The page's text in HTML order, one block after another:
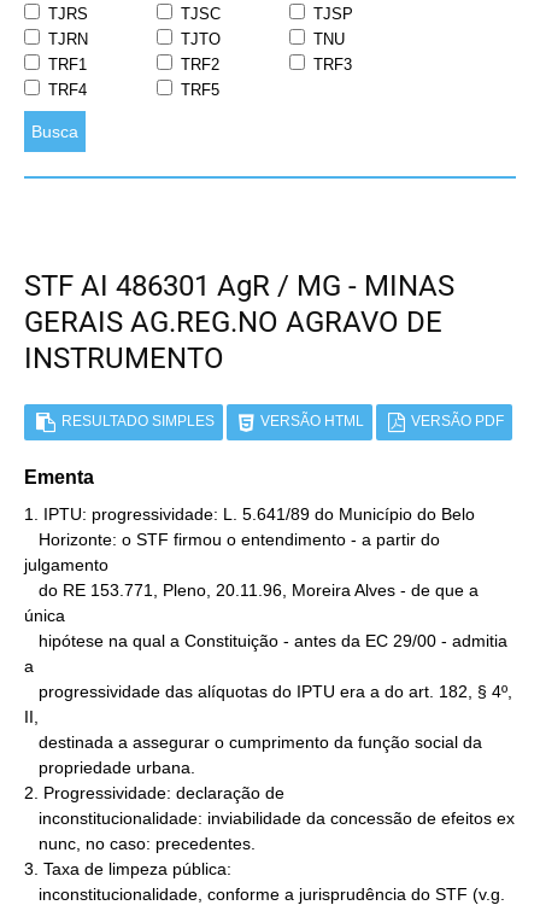
TJRS
TJSC
TJSP
TJRN
TJTO
TNU
TRF1
TRF2
TRF3
TRF4
TRF5
Busca
STF AI 486301 AgR / MG - MINAS
GERAIS AG.REG.NO AGRAVO DE
INSTRUMENTO
RESULTADO SIMPLES VERSÃO HTML VERSÃO PDF
Ementa
1. IPTU: progressividade: L. 5.641/89 do Município do Belo
julgamento
única
a
II,
2. Progressividade: declaração de
3. Taxa de limpeza pública: